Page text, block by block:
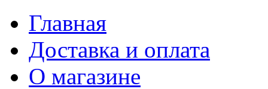
Главная
Доставка и оплата
О магазине